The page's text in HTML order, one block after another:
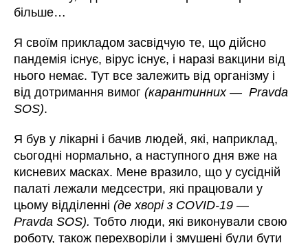
більше…
Я своїм прикладом засвідчую те, що дійсно
пандемія існує, вірус існує, і наразі вакцини від
нього немає. Тут все залежить від організму і
від дотримання вимог(карантинних — Pravda
SOS).
Я був у лікарні і бачив людей, які, наприклад,
сьогодні нормально, а наступного дня вже на
кисневих масках. Мене вразило, що у сусідній
палаті лежали медсестри, які працювали у
цьому відділенні(де хворі з COVID-19 —
Pravda SOS).Тобто люди, які виконували свою
роботу, також перехворіли і змушені були бути